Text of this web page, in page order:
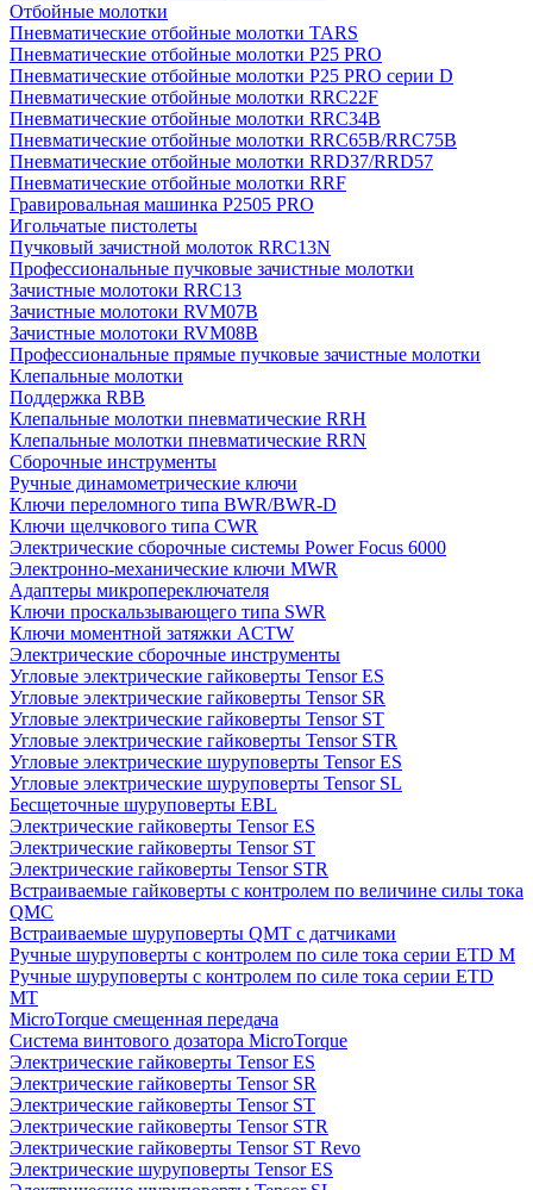
Отбойные молотки
Пневматические отбойные молотки TARS
Пневматические отбойные молотки P25 PRO
Пневматические отбойные молотки P25 PRO серии D
Пневматические отбойные молотки RRC22F
Пневматические отбойные молотки RRC34B
Пневматические отбойные молотки RRC65B/RRC75B
Пневматические отбойные молотки RRD37/RRD57
Пневматические отбойные молотки RRF
Гравировальная машинка P2505 PRO
Игольчатые пистолеты
Пучковый зачистной молоток RRC13N
Профессиональные пучковые зачистные молотки
Зачистные молотоки RRC13
Зачистные молотоки RVM07B
Зачистные молотоки RVM08B
Профессиональные прямые пучковые зачистные молотки
Клепальные молотки
Поддержка RBB
Клепальные молотки пневматические RRH
Клепальные молотки пневматические RRN
Сборочные инструменты
Ручные динамометрические ключи
Ключи переломного типа BWR/BWR-D
Ключи щелчкового типа CWR
Электрические сборочные системы Power Focus 6000
Электронно-механические ключи MWR
Адаптеры микропереключателя
Ключи проскальзывающего типа SWR
Ключи моментной затяжки ACTW
Электрические сборочные инструменты
Угловые электрические гайковерты Tensor ES
Угловые электрические гайковерты Tensor SR
Угловые электрические гайковерты Tensor ST
Угловые электрические гайковерты Tensor STR
Угловые электрические шуруповерты Tensor ES
Угловые электрические шуруповерты Tensor SL
Бесщеточные шуруповерты EBL
Электрические гайковерты Tensor ES
Электрические гайковерты Tensor ST
Электрические гайковерты Tensor STR
Встраиваемые гайковерты с контролем по величине силы тока
QMC
Встраиваемые шуруповерты QMT с датчиками
Ручные шуруповерты с контролем по силе тока серии ETD M
Ручные шуруповерты с контролем по силе тока серии ETD
MT
MicroTorque смещенная передача
Система винтового дозатора MicroTorque
Электрические гайковерты Tensor ES
Электрические гайковерты Tensor SR
Электрические гайковерты Tensor ST
Электрические гайковерты Tensor STR
Электрические гайковерты Tensor ST Revo
Электрические шуруповерты Tensor ES